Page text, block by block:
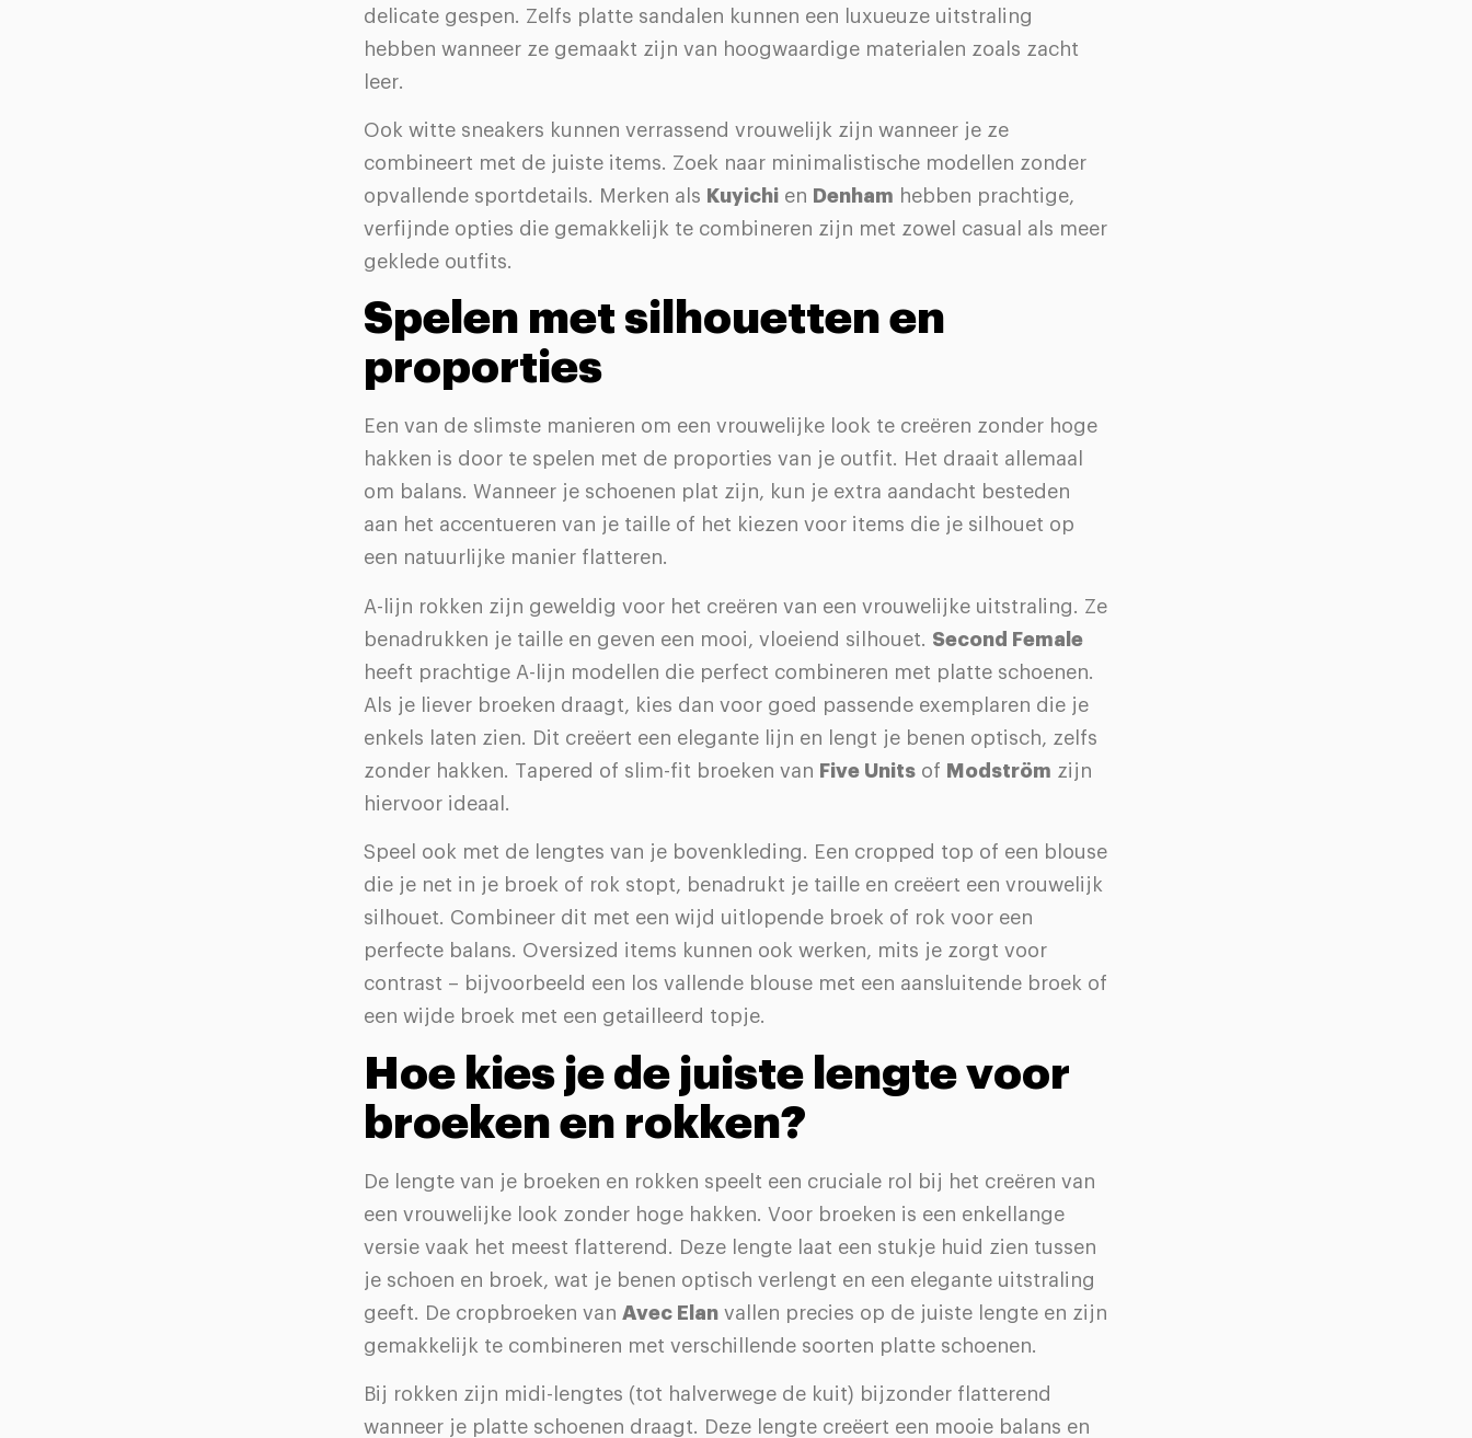
delicate gespen. Zelfs platte sandalen kunnen een luxueuze uitstraling
hebben wanneer ze gemaakt zijn van hoogwaardige materialen zoals zacht
leer.
Ook witte sneakers kunnen verrassend vrouwelijk zijn wanneer je ze
combineert met de juiste items. Zoek naar minimalistische modellen zonder
opvallende sportdetails. Merken als Kuyichi en Denham hebben prachtige,
verfijnde opties die gemakkelijk te combineren zijn met zowel casual als meer
geklede outfits.
Spelen met silhouetten en
proporties
Een van de slimste manieren om een vrouwelijke look te creëren zonder hoge
hakken is door te spelen met de proporties van je outfit. Het draait allemaal
om balans. Wanneer je schoenen plat zijn, kun je extra aandacht besteden
aan het accentueren van je taille of het kiezen voor items die je silhouet op
een natuurlijke manier flatteren.
A-lijn rokken zijn geweldig voor het creëren van een vrouwelijke uitstraling. Ze
benadrukken je taille en geven een mooi, vloeiend silhouet. Second Female
heeft prachtige A-lijn modellen die perfect combineren met platte schoenen.
Als je liever broeken draagt, kies dan voor goed passende exemplaren die je
enkels laten zien. Dit creëert een elegante lijn en lengt je benen optisch, zelfs
zonder hakken. Tapered of slim-fit broeken van Five Units of Modström zijn
hiervoor ideaal.
Speel ook met de lengtes van je bovenkleding. Een cropped top of een blouse
die je net in je broek of rok stopt, benadrukt je taille en creëert een vrouwelijk
silhouet. Combineer dit met een wijd uitlopende broek of rok voor een
perfecte balans. Oversized items kunnen ook werken, mits je zorgt voor
contrast – bijvoorbeeld een los vallende blouse met een aansluitende broek of
een wijde broek met een getailleerd topje.
Hoe kies je de juiste lengte voor
broeken en rokken?
De lengte van je broeken en rokken speelt een cruciale rol bij het creëren van
een vrouwelijke look zonder hoge hakken. Voor broeken is een enkellange
versie vaak het meest flatterend. Deze lengte laat een stukje huid zien tussen
je schoen en broek, wat je benen optisch verlengt en een elegante uitstraling
geeft. De cropbroeken van Avec Elan vallen precies op de juiste lengte en zijn
gemakkelijk te combineren met verschillende soorten platte schoenen.
Bij rokken zijn midi-lengtes (tot halverwege de kuit) bijzonder flatterend
wanneer je platte schoenen draagt. Deze lengte creëert een mooie balans en